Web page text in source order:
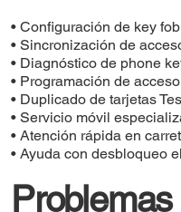
• Configuración de key
• Sincronización de
• Diagnóstico de phone
• Programación de
• Duplicado de tarjetas
• Servicio móvil
• Atención rápida en
• Ayuda con desbloqueo